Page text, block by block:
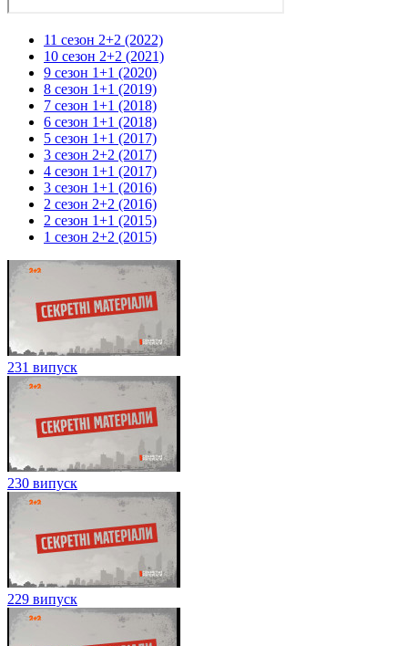
11 сезон 2+2 (2022)
10 сезон 2+2 (2021)
9 сезон 1+1 (2020)
8 сезон 1+1 (2019)
7 сезон 1+1 (2018)
6 сезон 1+1 (2018)
5 сезон 1+1 (2017)
3 сезон 2+2 (2017)
4 сезон 1+1 (2017)
3 сезон 1+1 (2016)
2 сезон 2+2 (2016)
2 сезон 1+1 (2015)
1 сезон 2+2 (2015)
231 випуск
230 випуск
229 випуск